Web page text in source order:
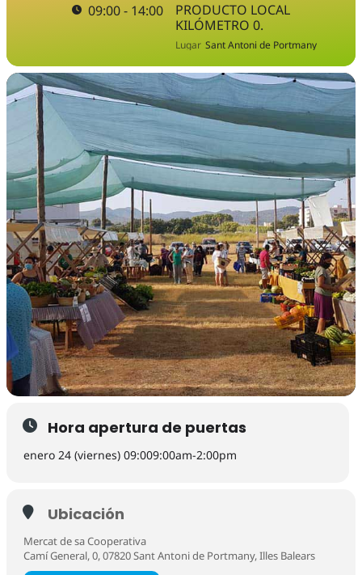
09:00 - 14:00
PRODUCTO LOCAL
KILÓMETRO 0.
Lugar Sant Antoni de Portmany
Hora apertura de puertas
enero 24 (viernes) 09:009:00am-2:00pm
Ubicación
Mercat de sa Cooperativa
Camí General, 0, 07820 Sant Antoni de Portmany, Illes Balears